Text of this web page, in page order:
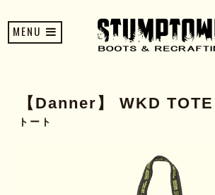
MENU
【Danner】 WKD TOTE
トート